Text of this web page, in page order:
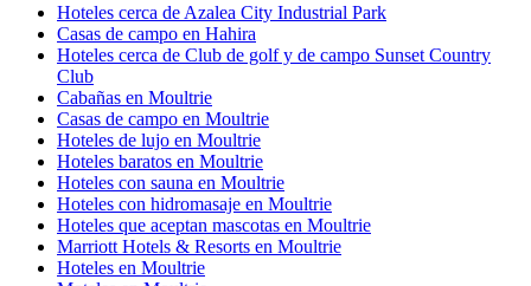
Hoteles cerca de Azalea City Industrial Park
Casas de campo en Hahira
Hoteles cerca de Club de golf y de campo Sunset Country
Club
Cabañas en Moultrie
Casas de campo en Moultrie
Hoteles de lujo en Moultrie
Hoteles baratos en Moultrie
Hoteles con sauna en Moultrie
Hoteles con hidromasaje en Moultrie
Hoteles que aceptan mascotas en Moultrie
Marriott Hotels & Resorts en Moultrie
Hoteles en Moultrie